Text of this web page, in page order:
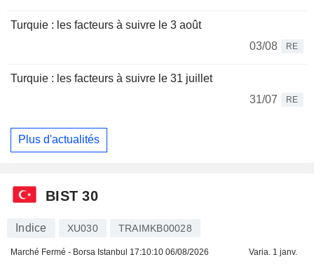
Turquie : les facteurs à suivre le 3 août
03/08
RE
Turquie : les facteurs à suivre le 31 juillet
31/07
RE
Plus d'actualités
BIST 30
Indice XU030 TRAIMKB00028
Marché Fermé - Borsa Istanbul 17:10:10 06/08/2026 Varia. 1 janv.